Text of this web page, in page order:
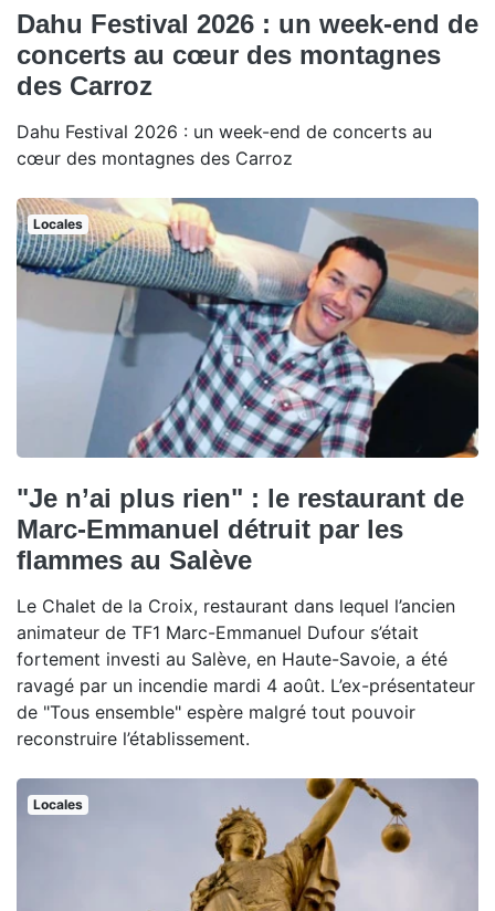
Dahu Festival 2026 : un week-end de
concerts au cœur des montagnes
des Carroz
Dahu Festival 2026 : un week-end de concerts au
cœur des montagnes des Carroz
Locales
"Je n’ai plus rien" : le restaurant de
Marc-Emmanuel détruit par les
flammes au Salève
Le Chalet de la Croix, restaurant dans lequel l’ancien
animateur de TF1 Marc-Emmanuel Dufour s’était
fortement investi au Salève, en Haute-Savoie, a été
ravagé par un incendie mardi 4 août. L’ex-présentateur
de "Tous ensemble" espère malgré tout pouvoir
reconstruire l’établissement.
Locales